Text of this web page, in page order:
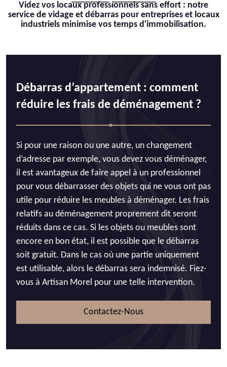
Videz vos locaux professionnels sans effort : notre
service de vidage et débarras pour entreprises et locaux
industriels minimise vos temps d'immobilisation.
Débarras d’appartement : comment
réduire les frais de déménagement ?
Si pour une raison ou une autre, un changement
d’adresse par exemple, vous devez vous déménager,
il est avantageux de faire appel à un professionnel
pour vous débarrasser des objets qui ne vous ont pas
utile pour réduire les meubles à déménager. Les frais
relatifs au déménagement proprement dit seront
réduits dans ce cas. Si les objets ou meubles sont
encore en bon état, il est possible que le débarras
soit gratuit. Dans le cas où une partie uniquement
est utilisable, alors le débarras sera indemnisé. Fiez-
vous à Artisan Morel pour une telle intervention.
Contactez-Nous